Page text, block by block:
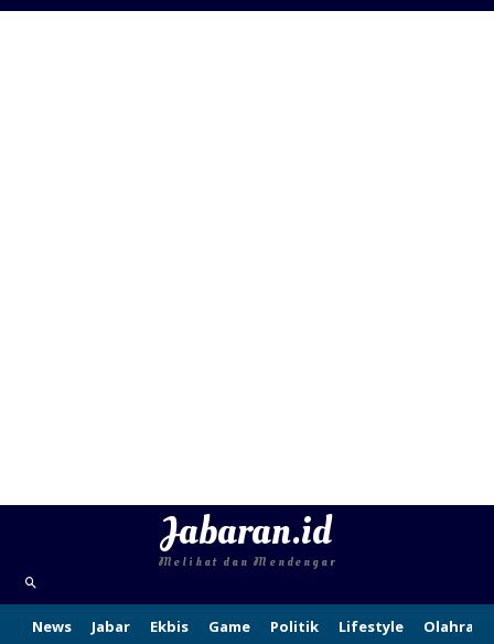
Jabaran.id
Melihat dan Mendengar
News Jabar Ekbis Game Politik Lifestyle Olahraga